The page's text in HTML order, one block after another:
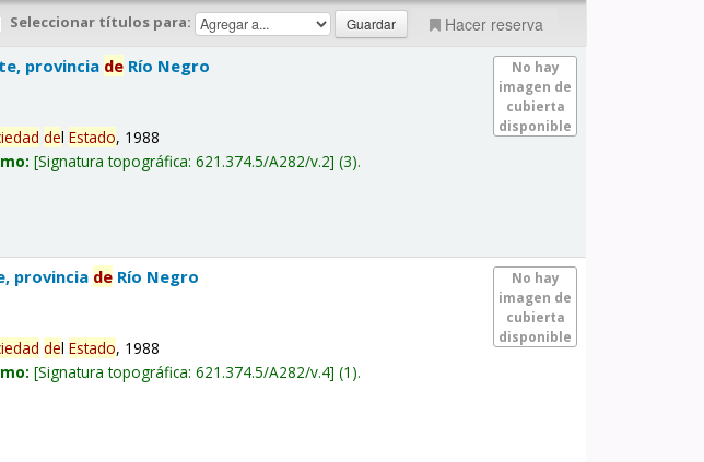
| Seleccionar títulos para: Hacer reserva
No hay
imagen de
cubierta
disponible
provincia de Río Negro
delEstado, 1988
Signatura topográfica:621.374.5/A282/v.2 (3).
No hay
imagen de
cubierta
disponible
provincia de Río Negro
delEstado, 1988
Signatura topográfica:621.374.5/A282/v.4 (1).